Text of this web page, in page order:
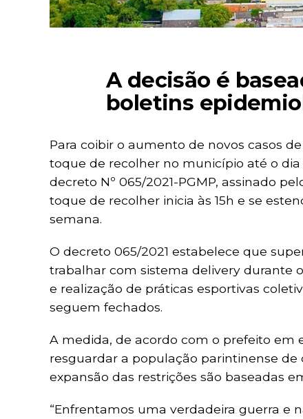
A decisão é
boletins
Para coibir o aumento de novos casos
toque de recolher no município até o
decreto Nº 065/2021-PGMP, assinado
toque de recolher inicia às 15h e se
semana.
O decreto 065/2021 estabelece que
trabalhar com sistema delivery durante
e realização de práticas esportivas
seguem fechados.
A medida, de acordo com o prefeito em
resguardar a população parintinense
expansão das restrições são baseadas
“Enfrentamos uma verdadeira guerra e